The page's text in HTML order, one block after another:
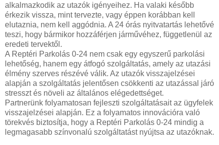
alkalmazkodik az utazók igényeihez. Ha valaki később
érkezik vissza, mint tervezte, vagy éppen korábban kell
elutaznia, nem kell aggódnia. A 24 órás nyitvatartás lehetővé
teszi, hogy bármikor hozzáférjen járművéhez, függetlenül az
eredeti tervektől.
A Reptéri Parkolás 0-24 nem csak egy egyszerű parkolási
lehetőség, hanem egy átfogó szolgáltatás, amely az utazási
élmény szerves részévé válik. Az utazók visszajelzései
alapján a szolgáltatás jelentősen csökkenti az utazással járó
stresszt és növeli az általános elégedettséget.
Partnerünk folyamatosan fejleszti szolgáltatásait az ügyfelek
visszajelzései alapján. Ez a folyamatos innovációra való
törekvés biztosítja, hogy a Reptéri Parkolás 0-24 mindig a
legmagasabb színvonalú szolgáltatást nyújtsa az utazóknak.